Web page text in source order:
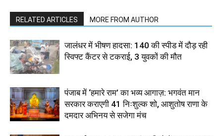
RELATED ARTICLES MORE FROM AUTHOR
जालंधर में भीषण हादसा: 140 की स्पीड में दौड़ रही
स्विफ्ट कैंटर से टकराई, 3 युवकों की मौत
पंजाब में ‘हमारे राम’ का भव्य आगाज़: भगवंत मान
सरकार कराएगी 41 निःशुल्क शो, आशुतोष राणा के
दमदार अभिनय से सजेगा मंच